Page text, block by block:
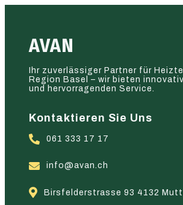
AVAN
Ihr zuverlässiger Partner für
Region Basel – wir bieten
und hervorragenden Service.
Kontaktieren Sie Uns
061 333 17 17
info@avan.ch
Birsfelderstrasse 93 4132